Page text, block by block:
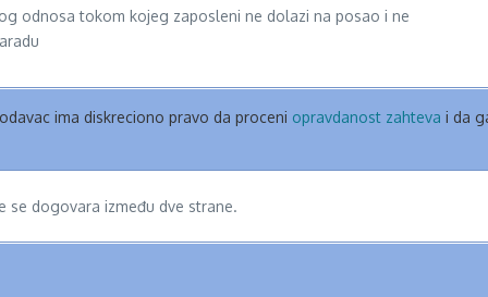
odnosa tokom kojeg zaposleni ne dolazi na posao i ne
ima diskreciono pravo da proceni opravdanost zahteva i da
se dogovara između dve strane.